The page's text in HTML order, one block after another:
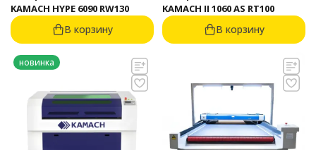
KAMACH HYPE 6090 RW130
В корзину
KAMACH II 1060 AS RT100
В корзину
новинка